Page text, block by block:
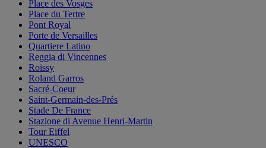
Place des Vosges
Place du Tertre
Pont Royal
Porte de Versailles
Quartiere Latino
Reggia di Vincennes
Roissy
Roland Garros
Sacré-Coeur
Saint-Germain-des-Prés
Stade De France
Stazione di Avenue Henri-Martin
Tour Eiffel
UNESCO